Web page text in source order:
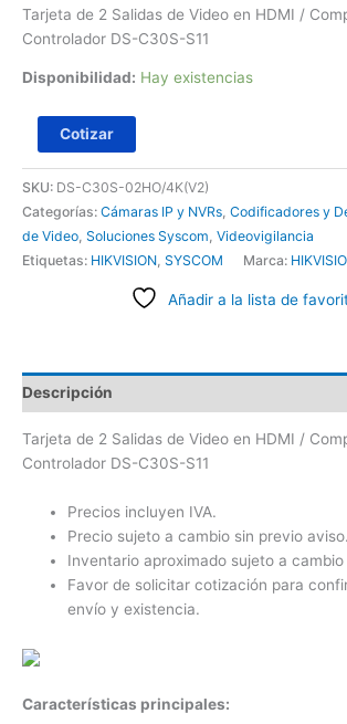
Tarjeta de 2 Salidas de Video en HDMI /
Controlador DS-C30S-S11
Disponibilidad: Hay existencias
Cotizar
SKU: DS-C30S-02HO/4K(V2)
Categorías: Cámaras IP y NVRs, Codificadores y
de Video, Soluciones Syscom, Videovigilancia
Etiquetas: HIKVISION, SYSCOM Marca:
Añadir a la lista de
Descripción
Tarjeta de 2 Salidas de Video en HDMI /
Controlador DS-C30S-S11
Precios incluyen IVA.
Precio sujeto a cambio sin previo aviso.
Inventario aproximado sujeto a
Favor de solicitar cotización para
envío y existencia.
Características principales: